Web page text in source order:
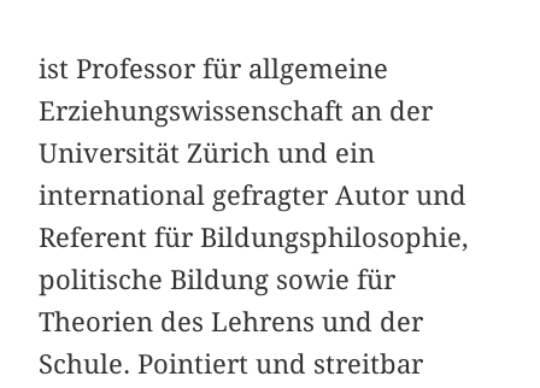
ist Professor für allgemeine
Erziehungswissenschaft an der
Universität Zürich und ein
international gefragter Autor und
Referent für Bildungsphilosophie,
politische Bildung sowie für
Theorien des Lehrens und der
Schule. Pointiert und streitbar